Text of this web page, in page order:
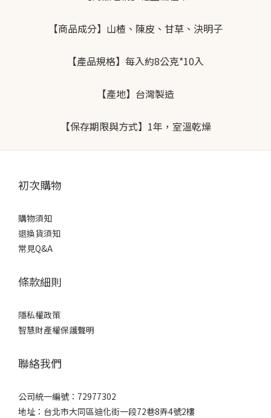
【商品成分】山楂、陳皮、甘草、決明子
【產品規格】每入約8公克*10入
【產地】台灣製造
【保存期限與方式】1年，室溫乾燥
初次購物
購物須知
退換貨須知
常見Q&A
條款細則
隱私權政策
智慧財產權保護聲明
聯絡我們
公司統一編號：72977302
地址：台北市大同區迪化街一段72巷8弄4號2樓